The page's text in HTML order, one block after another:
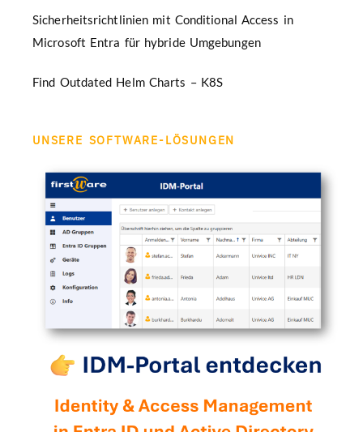
Sicherheitsrichtlinien mit Conditional Access in
Microsoft Entra für hybride Umgebungen
Find Outdated Helm Charts – K8S
UNSERE SOFTWARE-LÖSUNGEN